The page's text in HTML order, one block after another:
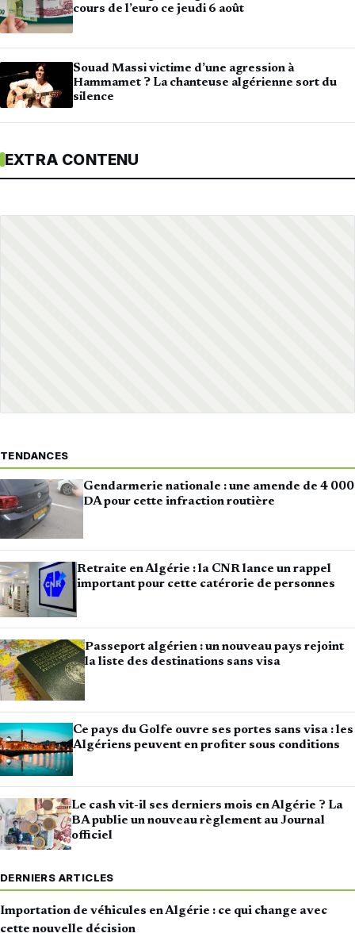
cours de l’euro ce jeudi 6 août
Souad Massi victime d’une agression à
Hammamet ? La chanteuse algérienne sort du
silence
EXTRA CONTENU
TENDANCES
Gendarmerie nationale : une amende de 4 000
DA pour cette infraction routière
Retraite en Algérie : la CNR lance un rappel
important pour cette catérorie de personnes
Passeport algérien : un nouveau pays rejoint
la liste des destinations sans visa
Ce pays du Golfe ouvre ses portes sans visa : les
Algériens peuvent en profiter sous conditions
Le cash vit-il ses derniers mois en Algérie ? La
BA publie un nouveau règlement au Journal
officiel
DERNIERS ARTICLES
Importation de véhicules en Algérie : ce qui change avec
cette nouvelle décision